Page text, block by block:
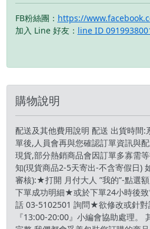
FB粉絲團： https://
加入 Line 好友： line ID
購物說明
配送及其他費用說明 配送 出貨時間:
單後,人員會再與您確認訂單資訊與
現貨,部分熱銷商品會因訂單多寡需
知(現貨商品2-5天寄出-不含寄假日)
審核):★打開 月付大人 ”我的”-點選
下單成功明細★或於下單24小時後
話 03-5102501 詢問★欲修改或針對
『13:00-20:00』小編會協助處理